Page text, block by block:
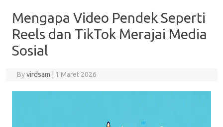
Mengapa Video Pendek Seperti
Reels dan TikTok Merajai Media
Sosial
Byvirdsam 1 Maret 2026